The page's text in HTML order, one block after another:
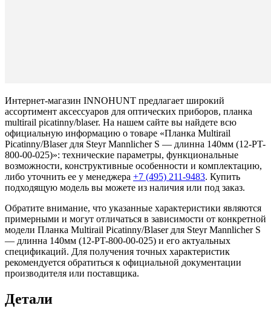
Интернет-магазин INNOHUNT предлагает широкий
ассортимент аксессуаров для оптических приборов, планка
multirail picatinny/blaser. На нашем сайте вы найдете всю
официальную информацию о товаре «Планка Multirail
Picatinny/Blaser для Steyr Mannlicher S — длинна 140мм (12-PT-
800-00-025)»: технические параметры, функциональные
возможности, конструктивные особенности и комплектацию,
либо уточнить ее у менеджера +7 (495) 211-9483. Купить
подходящую модель вы можете из наличия или под заказ.
Обратите внимание, что указанные характеристики являются
примерными и могут отличаться в зависимости от конкретной
модели Планка Multirail Picatinny/Blaser для Steyr Mannlicher S
— длинна 140мм (12-PT-800-00-025) и его актуальных
спецификаций. Для получения точных характеристик
рекомендуется обратиться к официальной документации
производителя или поставщика.
Детали